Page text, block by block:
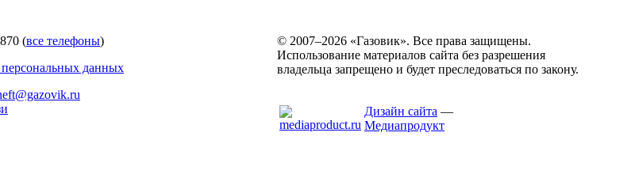
(все телефоны)
данных
© 2007–2026 «Газовик». Все права защищены.
Использование материалов сайта без разрешения
владельца запрещено и будет преследоваться по закону.
Дизайн сайта —
Медиапродукт